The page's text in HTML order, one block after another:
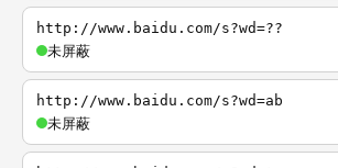
http://www.baidu.com/s?wd=??
未屏蔽
http://www.baidu.com/s?wd=ab
未屏蔽